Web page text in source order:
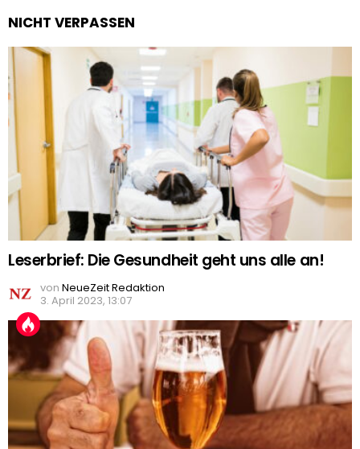
NICHT VERPASSEN
Leserbrief: Die Gesundheit geht uns alle an!
von NeueZeit Redaktion
3. April 2023, 13:07